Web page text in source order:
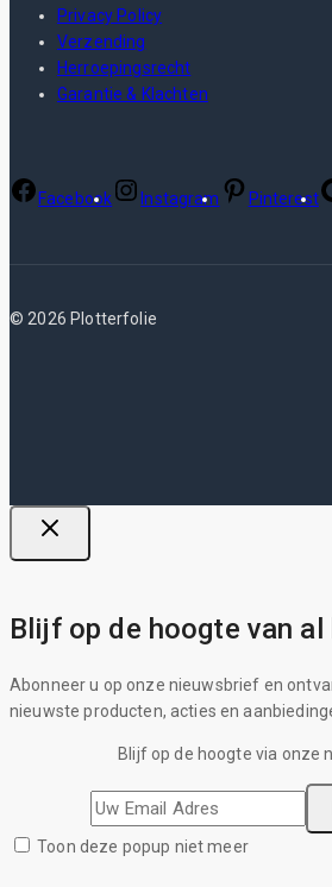
Privacy Policy
Verzending
Herroepingsrecht
Garantie & Klachten
Facebook Instagram Pinterest
© 2026 Plotterfolie
Blijf op de hoogte van al
Abonneer u op onze nieuwsbrief en
nieuwste producten, acties en
Blijf op de hoogte via onze
Toon deze popup niet meer